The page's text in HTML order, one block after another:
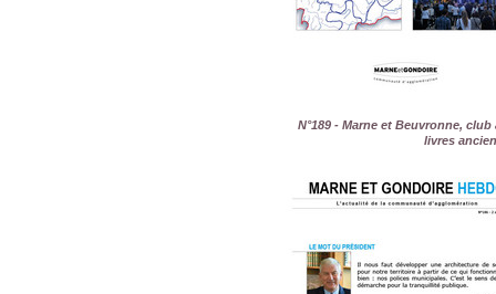
N°189 - Marne et Beuvronne,
livres